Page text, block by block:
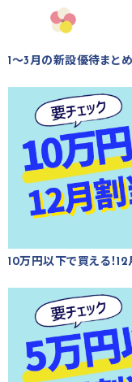
1～3月の新設優待まと
10万円以下で買える！